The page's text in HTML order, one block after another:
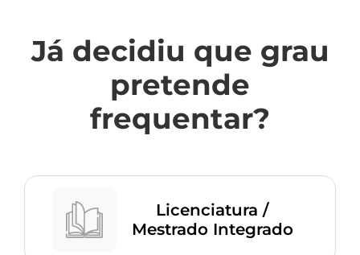
Já decidiu que grau
pretende
frequentar?
Licenciatura /
Mestrado Integrado